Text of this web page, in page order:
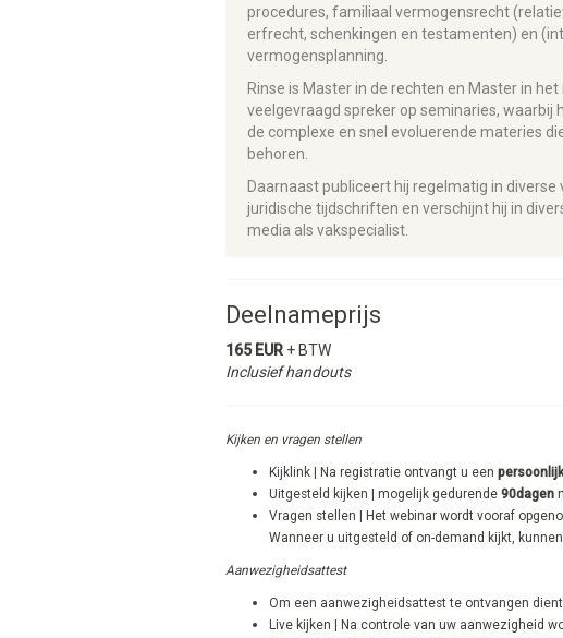
procedures, familiaal vermogensrecht
erfrecht, schenkingen en testamenten) en
vermogensplanning.
Rinse is Master in de rechten en Master in het
veelgevraagd spreker op seminaries, waarbij
de complexe en snel evoluerende materies
behoren.
Daarnaast publiceert hij regelmatig in diverse
juridische tijdschriften en verschijnt hij in
media als vakspecialist.
Deelnameprijs
165 EUR + BTW
Inclusief handouts
Kijken en vragen stellen
Kijklink | Na registratie ontvangt u een
Uitgesteld kijken | mogelijk gedurende 90dagen
​Vragen stellen | Het webinar wordt vooraf
Wanneer u uitgesteld of on-demand kijkt,
Aanwezigheidsattest
Om een aanwezigheidsattest te ontvangen
Live kijken | Na controle van uw aanwezigheid